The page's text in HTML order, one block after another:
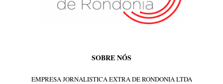
SOBRE NÓS
EMPRESA JORNALISTICA EXTRA DE RONDONIA LTDA